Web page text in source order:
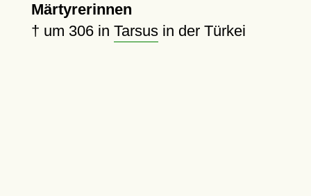
Märtyrerinnen
† um 306in Tarsusin der Türkei